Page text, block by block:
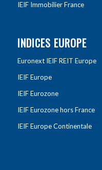
IEIF Immobilier France
INDICES EUROPE
Euronext IEIF REIT Europe
IEIF Europe
IEIF Eurozone
IEIF Eurozone hors France
IEIF Europe Continentale